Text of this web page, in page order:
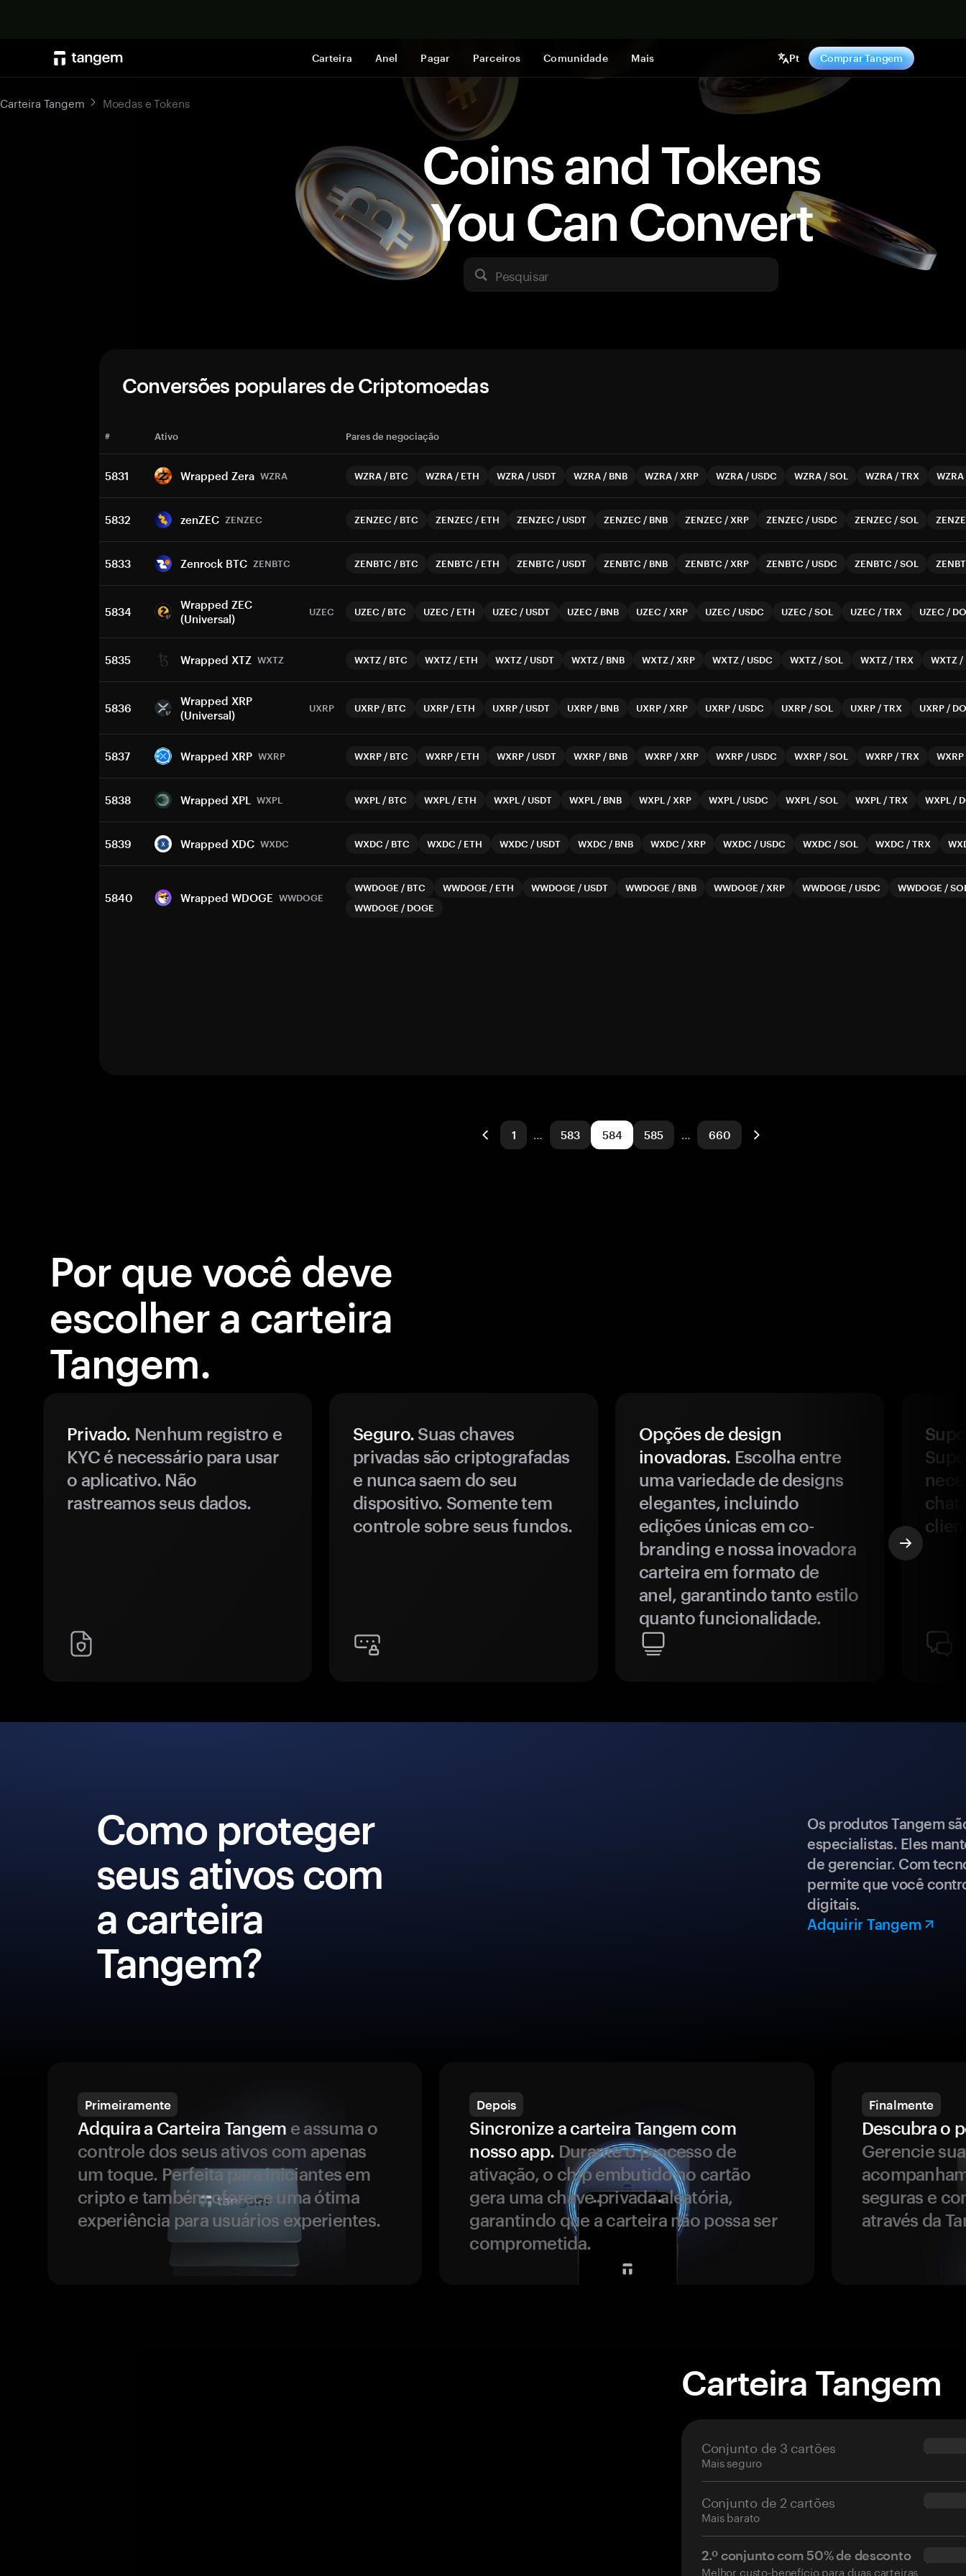
Carteira Anel Pagar Parceiros Comunidade Mais Pt Comprar Tangem
Coins and Tokens
You Can Convert
Pesquisar
Carteira Tangem Moedas e Tokens
Conversões populares de Criptomoedas
# Ativo Pares de negociação
5831 Wrapped Zera WZRA WZRA / BTC WZRA / ETH WZRA / USDT WZRA / BNB WZRA / XRP WZRA / USDC WZRA /SOL WZRA /TRX WZRA
5832 zenZEC ZENZEC ZENZEC / BTC ZENZEC / ETH ZENZEC / USDT ZENZEC / BNB ZENZEC / XRP ZENZEC / USDC ZENZEC /SOL
5833 Zenrock BTC ZENBTC ZENBTC / BTC ZENBTC / ETH ZENBTC / USDT ZENBTC / BNB ZENBTC / XRP ZENBTC / USDC ZENBTC /SOL
5834
Wrapped ZEC
(Universal)
UZEC UZEC / BTC UZEC / ETH UZEC / USDT UZEC / BNB UZEC / XRP UZEC / USDC UZEC /SOL UZEC /TRX UZEC /
5835 Wrapped XTZ WXTZ WXTZ / BTC WXTZ / ETH WXTZ / USDT WXTZ / BNB WXTZ / XRP WXTZ / USDC WXTZ /SOL WXTZ /TRX WXTZ /
5836
Wrapped XRP
(Universal)
UXRP UXRP / BTC UXRP / ETH UXRP / USDT UXRP / BNB UXRP / XRP UXRP / USDC UXRP /SOL UXRP /TRX UXRP /
5837 Wrapped XRP WXRP WXRP / BTC WXRP / ETH WXRP / USDT WXRP / BNB WXRP / XRP WXRP / USDC WXRP /SOL WXRP /TRX WXRP
5838 Wrapped XPL WXPL WXPL / BTC WXPL / ETH WXPL / USDT WXPL / BNB WXPL / XRP WXPL / USDC WXPL /SOL WXPL /TRX WXPL /
5839 Wrapped XDC WXDC WXDC / BTC WXDC / ETH WXDC / USDT WXDC / BNB WXDC / XRP WXDC / USDC WXDC /SOL WXDC /TRX
5840 Wrapped WDOGE WWDOGE
WWDOGE / BTC WWDOGE / ETH WWDOGE / USDT WWDOGE / BNB WWDOGE / XRP WWDOGE / USDC WWDOGE /
WWDOGE / DOGE
1 … 583 584 585 … 660
Por que você deve
escolher a carteira
Tangem.
Privado. Nenhum registro e
KYC é necessário para usar
o aplicativo. Não
rastreamos seus dados.
Seguro. Suas chaves
privadas são criptografadas
e nunca saem do seu
dispositivo. Somente tem
controle sobre seus fundos.
Opções de design
inovadoras. Escolha entre
uma variedade de designs
elegantes, incluindo
edições únicas em co-
branding e nossa inovadora
carteira em formato de
anel, garantindo tanto estilo
quanto funcionalidade.
chat
Como proteger
seus ativos com
a carteira
Tangem?
Os produtos Tangem
especialistas. Eles
de gerenciar. Com
permite que você
digitais.
Adquirir Tangem
Primeiramente
Adquira a Carteira Tangem e assuma o
controle dos seus ativos com apenas
um toque. Perfeita para iniciantes em
cripto e também oferece uma ótima
experiência para usuários experientes.
Depois
Sincronize a carteira Tangem com
nosso app. Durante o processo de
ativação, o chip embutido no cartão
gera uma chave privada aleatória,
garantindo que a carteira não possa ser
comprometida.
Finalmente
Descubra o
Gerencie
seguras e
através da
Carteira Tangem
Conjunto de 3 cartões
Mais seguro
$69.90
Conjunto de 2 cartões
Mais barato
$54.90
2.º conjunto com 50% de desconto
Melhor custo-benefício para duas carteiras
$34.95